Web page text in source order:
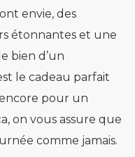
envie, des
étonnantes et une
bien d’un
le cadeau parfait
pour un
on vous assure que
comme jamais.